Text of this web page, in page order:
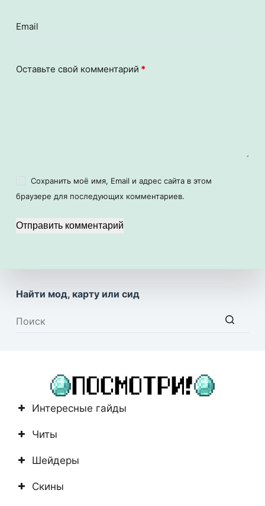
Email
Оставьте свой комментарий *
Сохранить моё имя, Email и адрес сайта в этом
браузере для последующих комментариев.
Отправить комментарий
Найти мод, карту или сид
Интересные гайды
Читы
Шейдеры
Скины